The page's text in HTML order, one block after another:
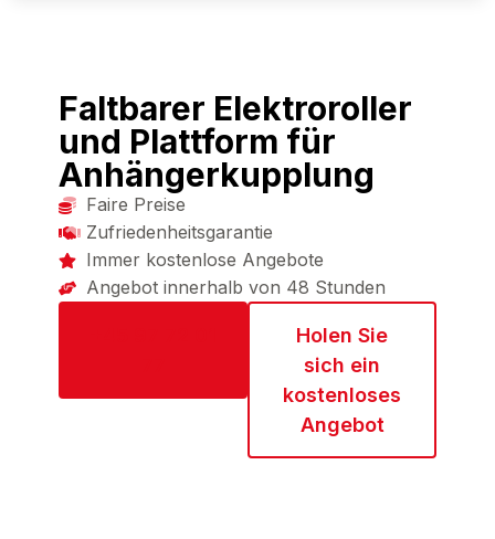
Faltbarer Elektroroller
und Plattform für
Anhängerkupplung
Faire Preise
Zufriedenheitsgarantie
Immer kostenlose Angebote
Angebot innerhalb von 48 Stunden
Holen Sie
sich ein
kostenloses
Angebot